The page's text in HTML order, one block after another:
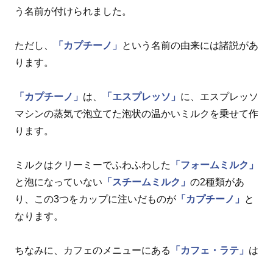
う名前が付けられました。
ただし、 「カプチーノ」
という名前の由来には諸説があ
ります。
「カプチーノ」 は、 「エスプレッソ」 に、エスプレッソ
マシンの蒸気で泡立てた泡状の温かいミルクを乗せて作
ります。
ミルクはクリーミーでふわふわした
「フォームミルク」
と泡になっていない 「スチームミルク」 の2種類があ
り、この3つをカップに注いだものが 「カプチーノ」
と
なります。
ちなみに、カフェのメニューにある 「カフェ・ラテ」 は